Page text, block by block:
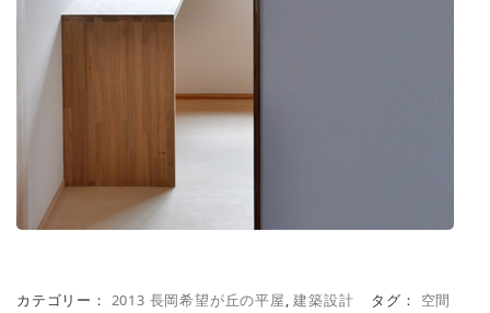
カテゴリー： 2013 長岡希望が丘の平屋,建築設計 タグ： 空間